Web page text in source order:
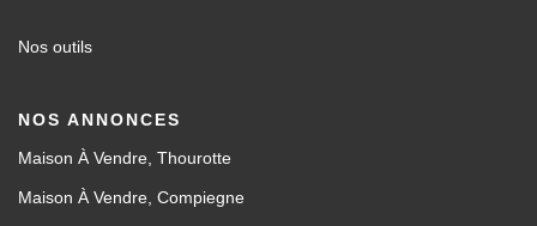
Nos outils
NOS ANNONCES
Maison À Vendre, Thourotte
Maison À Vendre, Compiegne